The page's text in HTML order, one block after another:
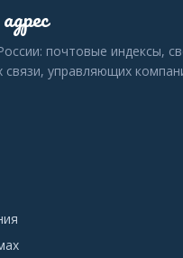
адрес
почтовые индексы,
связи, управляющих